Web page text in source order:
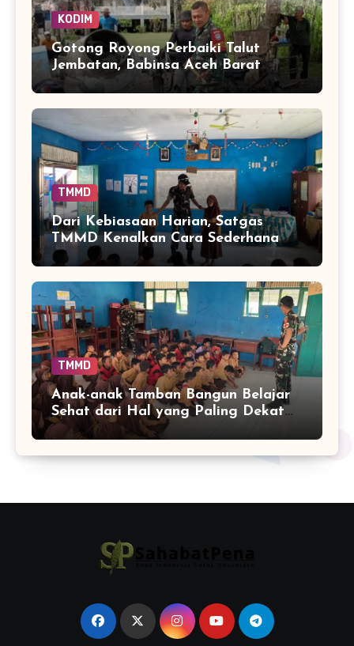
KODIM
Gotong Royong Perbaiki Talut
Jembatan, Babinsa Aceh Barat
Bantu Pulihkan Akses Warga
TMMD
Dari Kebiasaan Harian, Satgas
TMMD Kenalkan Cara Sederhana
Mencegah Penyakit Sejak Dini
TMMD
Anak-anak Tamban Bangun Belajar
Sehat dari Hal yang Paling Dekat
dengan Keseharian